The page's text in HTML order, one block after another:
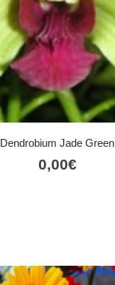
Dendrobium Jade Green
0,00€